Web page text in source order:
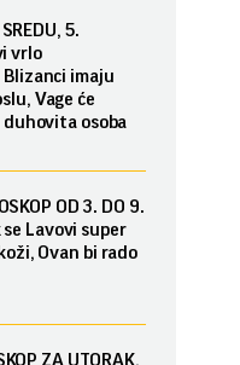
5.
vrlo
imaju
Vage će
duhovita osoba
OD 3. DO 9.
se Lavovi super
Ovan bi rado
ZA UTORAK,